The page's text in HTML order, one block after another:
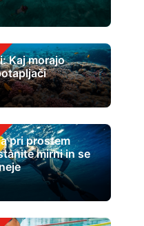
Kaj morajo
pri prostem
mirni in se